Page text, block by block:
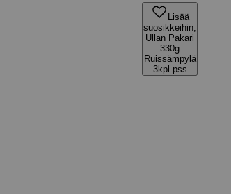
Lisää
suosikkeihin,
Ullan Pakari
330g
Ruissämpylä
3kpl pss